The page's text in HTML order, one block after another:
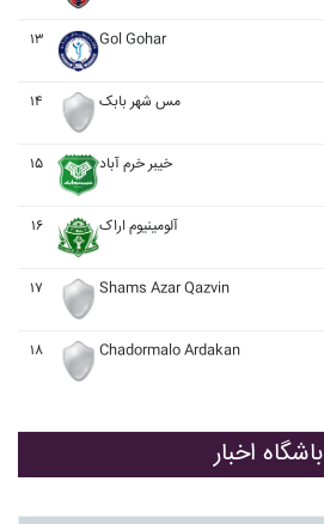
۱۳ Gol Gohar
۱۴ مس شهر بابک
۱۵ خيبر خرم آباد
۱۶ آلومينيوم اراک
۱۷ Shams Azar Qazvin
۱۸ Chadormalo Ardakan
باشگاه اخبار